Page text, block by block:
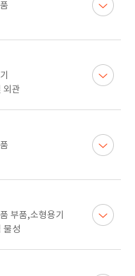
외관
부품,소형용기
물성